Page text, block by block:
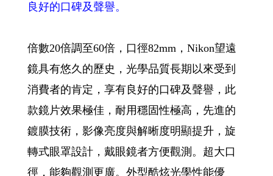
良好的口碑及聲譽。
倍數20倍調至60倍，口徑82mm，Nikon望遠
鏡具有悠久的歷史，光學品質長期以來受到
消費者的肯定，享有良好的口碑及聲譽，此
款鏡片效果極佳，耐用穩固性極高，先進的
鍍膜技術，影像亮度與解晰度明顯提升，旋
轉式眼罩設計，戴眼鏡者方便觀測。超大口
徑，能夠觀測更廣。外型酷炫光學性能優